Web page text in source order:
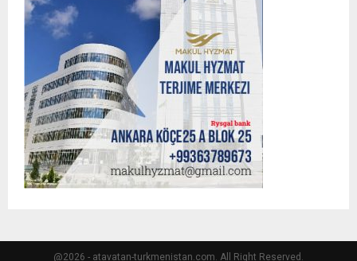
@2026 - atavatan-turkmenistan.com. All Right Reserved.